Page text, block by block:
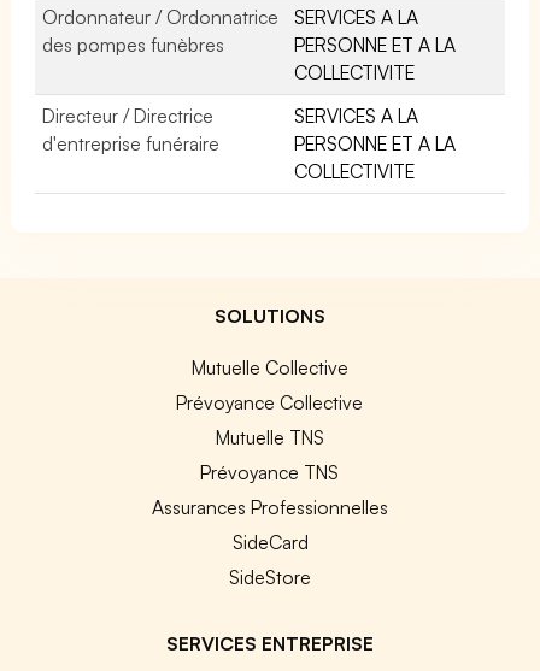
Ordonnateur / Ordonnatrice
des pompes funèbres
SERVICES A LA
PERSONNE ET A LA
COLLECTIVITE
Directeur / Directrice
d'entreprise funéraire
SERVICES A LA
PERSONNE ET A LA
COLLECTIVITE
SOLUTIONS
Mutuelle Collective
Prévoyance Collective
Mutuelle TNS
Prévoyance TNS
Assurances Professionnelles
SideCard
SideStore
SERVICES ENTREPRISE